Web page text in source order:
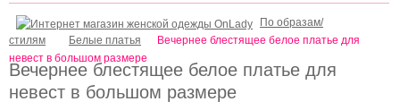
Вечернее блестящее белое платье для
невест в большом размере
По образам/
стилям
Белые платья
Вечернее блестящее белое платье для
невест в большом размере